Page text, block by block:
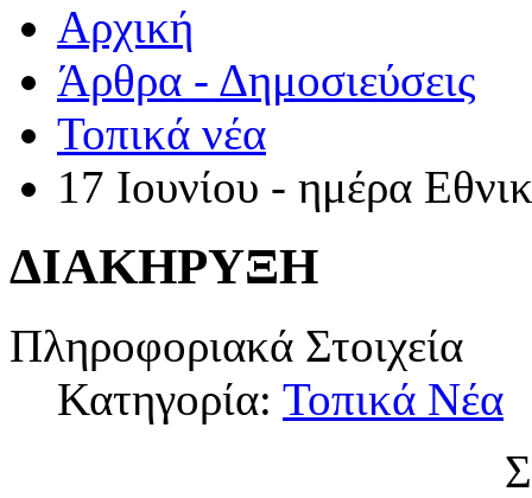
Αρχική
Άρθρα - Δημοσιεύσεις
Τοπικά νέα
17 Ιουνίου - ημέρα
ΔΙΑΚΗΡΥΞΗ
Πληροφοριακά Στοιχεία
Κατηγορία: Τοπικά Νέα